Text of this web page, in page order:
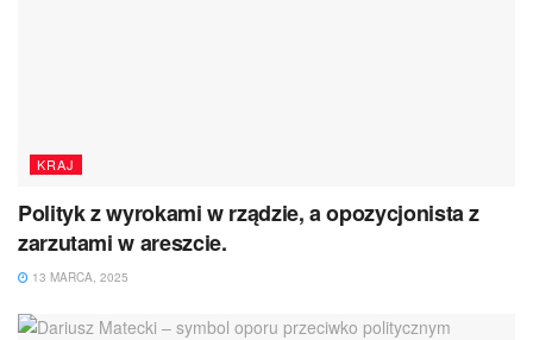
KRAJ
Polityk z wyrokami w rządzie, a opozycjonista z
zarzutami w areszcie.
13 MARCA, 2025